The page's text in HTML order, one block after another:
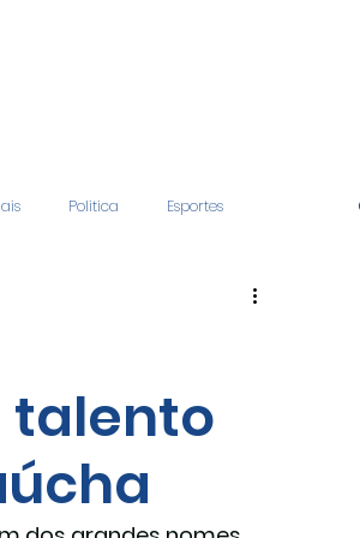
Politica Esportes
Economia
talento